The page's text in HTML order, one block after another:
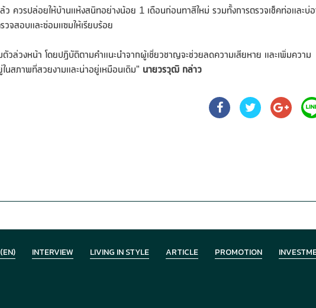
ว ควรปล่อยให้บ้านแห้งสนิทอย่างน้อย 1 เดือนก่อนทาสีใหม่ รวมทั้งการตรวจเช็คท่อและบ่
วจสอบและซ่อมแซมให้เรียบร้อย
วล่วงหน้า โดยปฏิบัติตามคำแนะนำจากผู้เชี่ยวชาญจะช่วยลดความเสียหาย และเพิ่มความ
สภาพที่สวยงามและน่าอยู่เหมือนเดิม” นายวรวุฒิ กล่าว
INTERVIEW LIVING IN STYLE ARTICLE PROMOTION